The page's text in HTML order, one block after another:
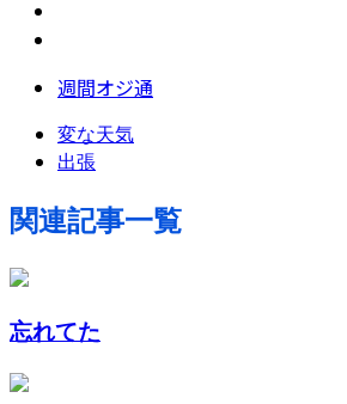
週間オジ通
変な天気
出張
関連記事一覧
忘れてた